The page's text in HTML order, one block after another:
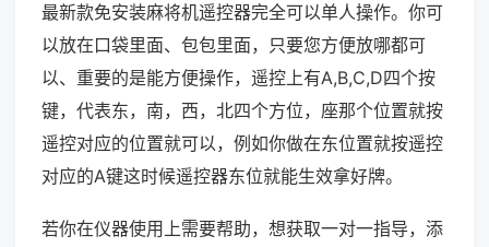
最新款免安装麻将机遥控器完全可以单人操作。你可
以放在口袋里面、包包里面，只要您方便放哪都可
以、重要的是能方便操作，遥控上有A,B,C,D四个按
键，代表东，南，西，北四个方位，座那个位置就按
遥控对应的位置就可以，例如你做在东位置就按遥控
对应的A键这时候遥控器东位就能生效拿好牌。
若你在仪器使用上需要帮助，想获取一对一指导，添